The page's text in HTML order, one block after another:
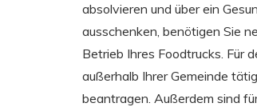
absolvieren und über ein
ausschenken, benötigen Sie
Betrieb Ihres Foodtrucks. Für
außerhalb Ihrer Gemeinde
beantragen. Außerdem sind